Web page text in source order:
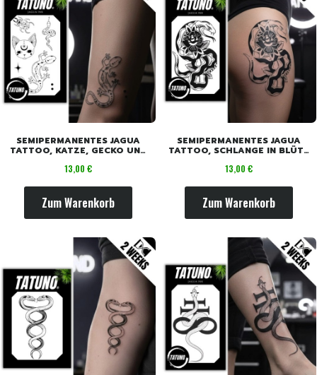
SEMIPERMANENTES JAGUA
TATTOO, KATZE, GECKO UND
Preis
13,00 €
Zum Warenkorb
SEMIPERMANENTES JAGUA
TATTOO, SCHLANGE IN BLÜTE
Preis
13,00 €
Zum Warenkorb